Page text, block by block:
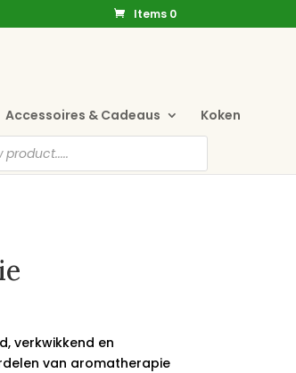
Items 0
Accessoires & Cadeaus Koken
verkwikkend en
van aromatherapie